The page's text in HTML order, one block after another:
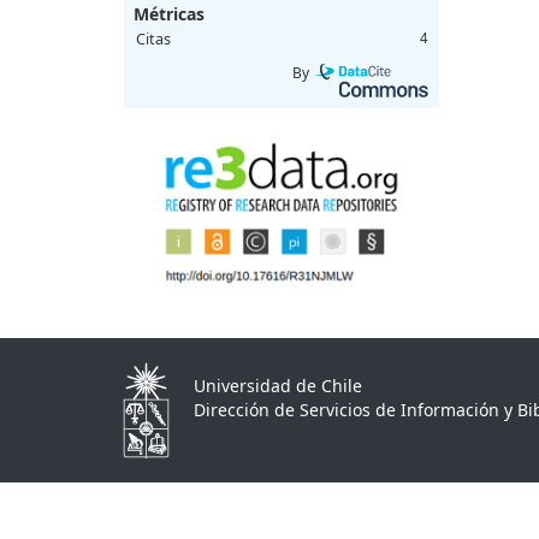
Métricas
Citas 4
By
Universidad de Chile
Dirección de Servicios de Información y